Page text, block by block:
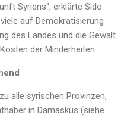
Syriens“, erklärte Sido
auf Demokratisierung
des Landes und die Gewalt
der Minderheiten.
alle syrischen Provinzen,
in Damaskus (siehe